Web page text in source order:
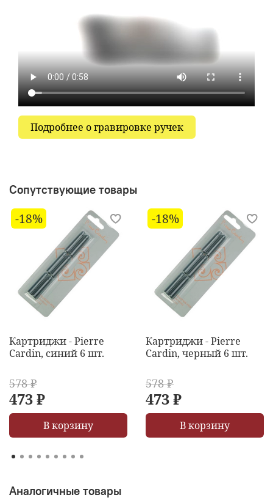
Подробнее о гравировке ручек
Сопутствующие товары
-18%
Картриджи - Pierre
Cardin, синий 6 шт.
578 ₽
473 ₽
В корзину
-18%
Картриджи - Pierre
Cardin, черный 6 шт.
578 ₽
473 ₽
В корзину
Аналогичные товары